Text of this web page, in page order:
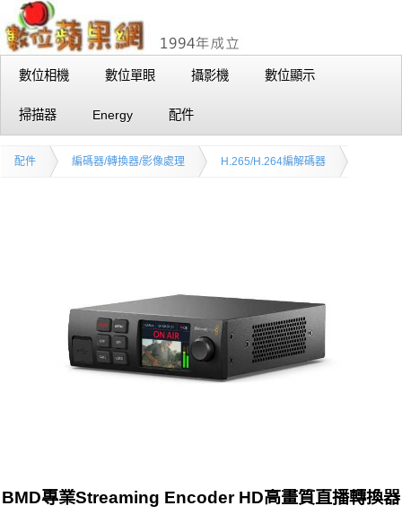
數位相機 數位單眼 攝影機 數位顯示
掃描器 Energy 配件
配件 編碼器/轉換器/影像處理 H.265/H.264編解碼器
BMD專業Streaming Encoder HD高畫質直播轉換器